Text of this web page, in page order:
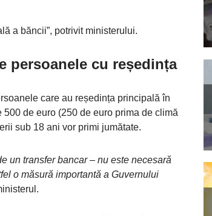
a băncii”, potrivit ministerului.
persoanele cu reședința
care au reședința principală în
de euro (250 de euro prima de climă
sub 18 ani vor primi jumătate.
un transfer bancar – nu este necesară
o măsură importantă a Guvernului